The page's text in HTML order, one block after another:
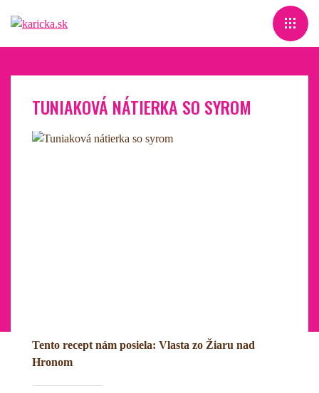
TUNIAKOVÁ NÁTIERKA SO SYROM
Tento recept nám posiela: Vlasta zo Žiaru nad
Hronom